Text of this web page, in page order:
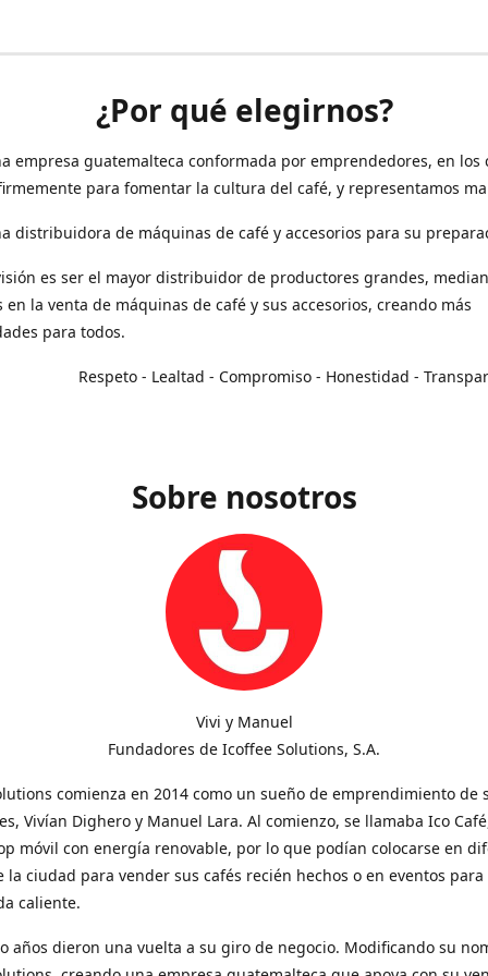
¿Por qué elegirnos?
empresa guatemalteca conformada por emprendedores, en los
para fomentar la cultura del café, y representamos
distribuidora de máquinas de café y accesorios para su
es ser el mayor distribuidor de productores grandes,
en la venta de máquinas de café y sus accesorios, creando más
para todos.
- Lealtad - Compromiso - Honestidad -
Sobre nosotros
Vivi y Manuel
Fundadores de Icoffee Solutions, S.A.
comienza en 2014 como un sueño de emprendimiento de
Vivían Dighero y Manuel Lara. Al comienzo, se llamaba Ico
móvil con energía renovable, por lo que podían colocarse en
la ciudad para vender sus cafés recién hechos o en eventos
caliente.
años dieron una vuelta a su giro de negocio. Modificando su